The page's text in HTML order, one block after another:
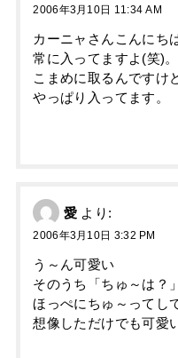
2006年3月10日 11:34 AM
カーニャさんこんにち
常に入ってますよ(笑)。
こまめに取るんですけ
やっぱり入ってます。
愛 より:
2006年3月10日 3:32 PM
う～ん可愛い
そのうち「ちゅ～は？
ほっぺにちゅ～ってし
想像しただけでも可愛